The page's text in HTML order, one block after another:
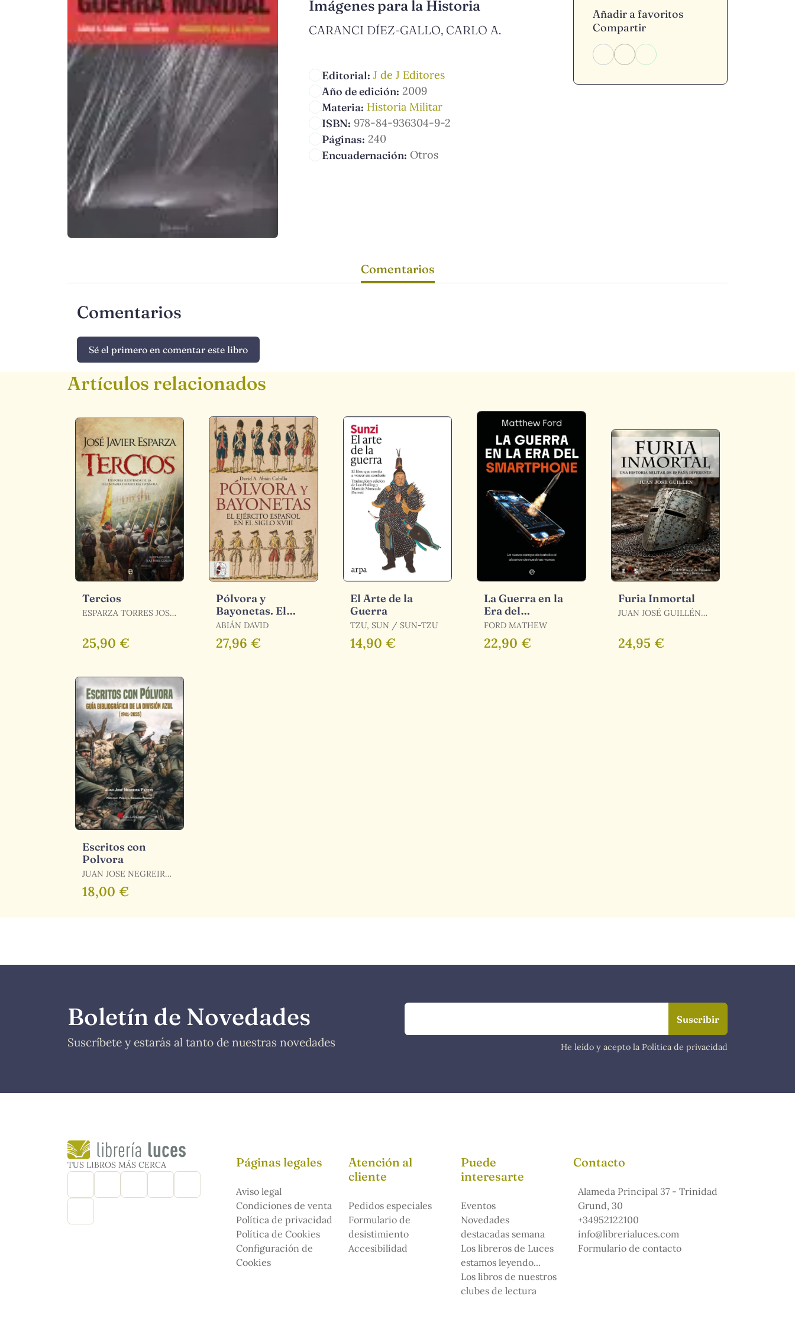
Imágenes para la Historia
CARANCI DÍEZ-GALLO, CARLO A.
Editorial: J de J Editores
Año de edición: 2009
Materia: Historia Militar
ISBN: 978-84-936304-9-2
Páginas: 240
Encuadernación: Otros
Añadir a favoritos
Compartir
Comentarios
Comentarios
Sé el primero en comentar este libro
Artículos relacionados
Tercios
ESPARZA TORRES JOSE
25,90 €
Pólvora y
Bayonetas. El
Ejército Español
en el Siglo Xviii
ABIÁN DAVID
27,96 €
El Arte de la
Guerra
TZU, SUN / SUN-TZU
14,90 €
La Guerra en la
Era del
Smartphone
FORD MATHEW
22,90 €
Furia Inmortal
JUAN JOSÉ GUILLÉN
24,95 €
Escritos con
Polvora
JUAN JOSE NEGREIRA
PARETS
18,00 €
Boletín de Novedades
Suscríbete y estarás al tanto de nuestras novedades He leído y acepto la Política de privacidad
TUS LIBROS MÁS CERCA Páginas legales
Aviso legal
Condiciones de venta
Política de privacidad
Política de Cookies
Configuración de
Cookies
Atención al
cliente
Pedidos especiales
Formulario de
desistimiento
Accesibilidad
Puede
interesarte
Eventos
Novedades
destacadas semana
Los libreros de Luces
estamos leyendo...
Los libros de nuestros
clubes de lectura
Contacto
Alameda Principal 37 - Trinidad
Grund, 30
+34952122100
info@librerialuces.com
Formulario de contacto